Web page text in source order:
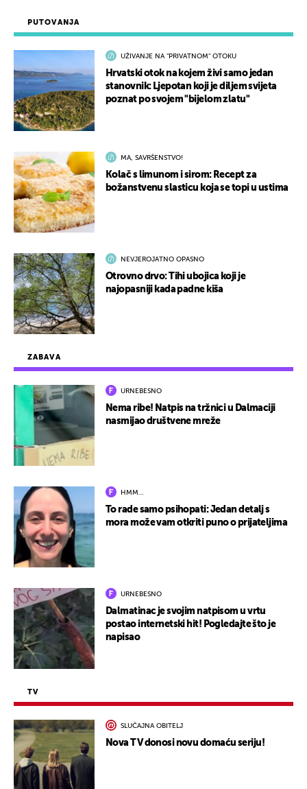
ZABAVA
URNEBESNO
Nema ribe! Natpis na tržnici u Dalmaciji
nasmijao društvene mreže
HMM…
To rade samo psihopati: Jedan detalj s
mora može vam otkriti puno o prijateljima
URNEBESNO
Dalmatinac je svojim natpisom u vrtu
postao internetski hit! Pogledajte što je
napisao
TV
SLUČAJNA OBITELJ
Nova TV donosi novu domaću seriju!
PUTOVANJA
UŽIVANJE NA "PRIVATNOM" OTOKU
Hrvatski otok na kojem živi samo jedan
stanovnik: Ljepotan koji je diljem svijeta
poznat po svojem "bijelom zlatu"
MA, SAVRŠENSTVO!
Kolač s limunom i sirom: Recept za
božanstvenu slasticu koja se topi u ustima
NEVJEROJATNO OPASNO
Otrovno drvo: Tihi ubojica koji je
najopasniji kada padne kiša